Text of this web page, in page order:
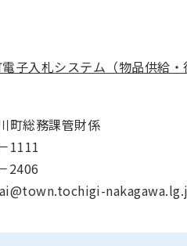
子入札システム（物品供給
町総務課管財係
1111
2406